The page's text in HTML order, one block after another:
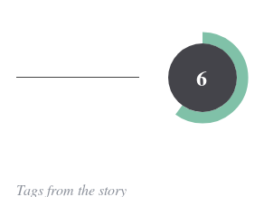
6
Tags from the story